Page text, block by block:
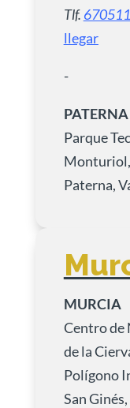
Tlf.
llegar
-
PATERNA
Parque
Monturiol,
Paterna,
MURCIA
Centro de
de la
Polígono
San